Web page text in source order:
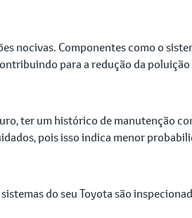
nocivas. Componentes como o
para a redução da
ter um histórico de manutenção
pois isso indica menor
do seu Toyota são